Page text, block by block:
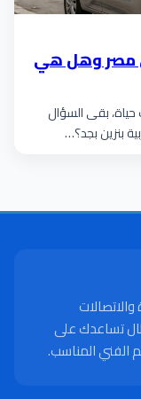
سيليريو 2026 في مصر وهل هي
بقى السؤال
بنزين بجد؟…
تساعدك على
الفني المناسب.